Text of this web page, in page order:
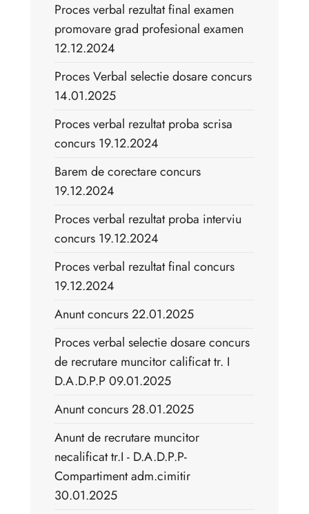
Proces verbal rezultat final examen
promovare grad profesional examen
12.12.2024
Proces Verbal selectie dosare concurs
14.01.2025
Proces verbal rezultat proba scrisa
concurs 19.12.2024
Barem de corectare concurs
19.12.2024
Proces verbal rezultat proba interviu
concurs 19.12.2024
Proces verbal rezultat final concurs
19.12.2024
Anunt concurs 22.01.2025
Proces verbal selectie dosare concurs
de recrutare muncitor calificat tr. I
D.A.D.P.P 09.01.2025
Anunt concurs 28.01.2025
Anunt de recrutare muncitor
necalificat tr.I - D.A.D.P.P-
Compartiment adm.cimitir
30.01.2025